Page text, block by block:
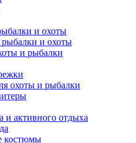
и охоты
и охоты
и рыбалки
охоты и рыбалки
и активного отдыха
костюмы